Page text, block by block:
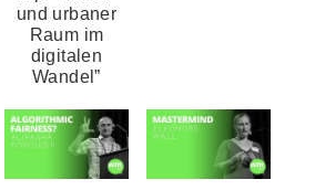
und urbaner
Raum im
digitalen
Wandel”